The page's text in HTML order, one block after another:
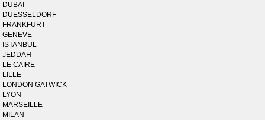
DUBAI
DUESSELDORF
FRANKFURT
GENEVE
ISTANBUL
JEDDAH
LE CAIRE
LILLE
LONDON GATWICK
LYON
MARSEILLE
MILAN